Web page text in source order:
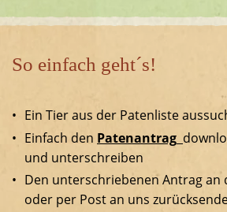
So einfach geht´s!
Ein Tier aus der Patenliste
Einfach den Patenantrag
und unterschreiben
Den unterschriebenen Antrag an
oder per Post an uns